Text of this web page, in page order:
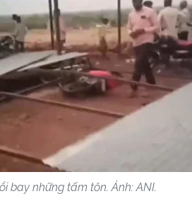
bay những tấm tôn. Ảnh: ANI.